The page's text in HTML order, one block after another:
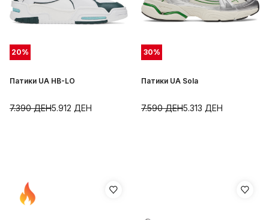
20%
Патики UA HB-LO
5.912 ДЕН
7.390ДЕН
30%
Патики UA Sola
5.313 ДЕН
7.590ДЕН